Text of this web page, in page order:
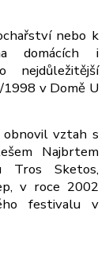
nebo k
domácích i
nejdůležitější
v Domě U
obnovil vztah s
Najbrtem
Tros Sketos,
v roce 2002
festivalu v